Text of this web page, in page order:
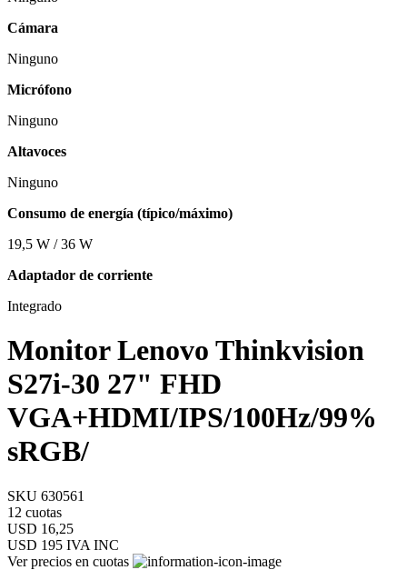
Cámara
Ninguno
Micrófono
Ninguno
Altavoces
Ninguno
Consumo de energía (típico/máximo)
19,5 W / 36 W
Adaptador de corriente
Integrado
Monitor Lenovo Thinkvision
S27i-30 27" FHD
VGA+HDMI/IPS/100Hz/99%
sRGB/
SKU 630561
12 cuotas
USD 16,25
USD 195 IVA INC
Ver precios en cuotas